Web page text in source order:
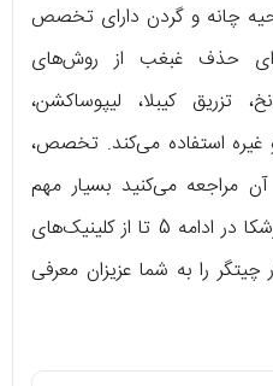
چانه و گردن دارای تخصص
حذف غبغب از روش‌های
کیبلا، لیپوساکشن،
و غیره استفاده می‌کند. تخصص،
مراجعه می‌کنید بسیار مهم
است. به همین سبب سایت پزشکا در ادامه 5 تا از کلینیک‌های
را به شما عزیزان معرفی